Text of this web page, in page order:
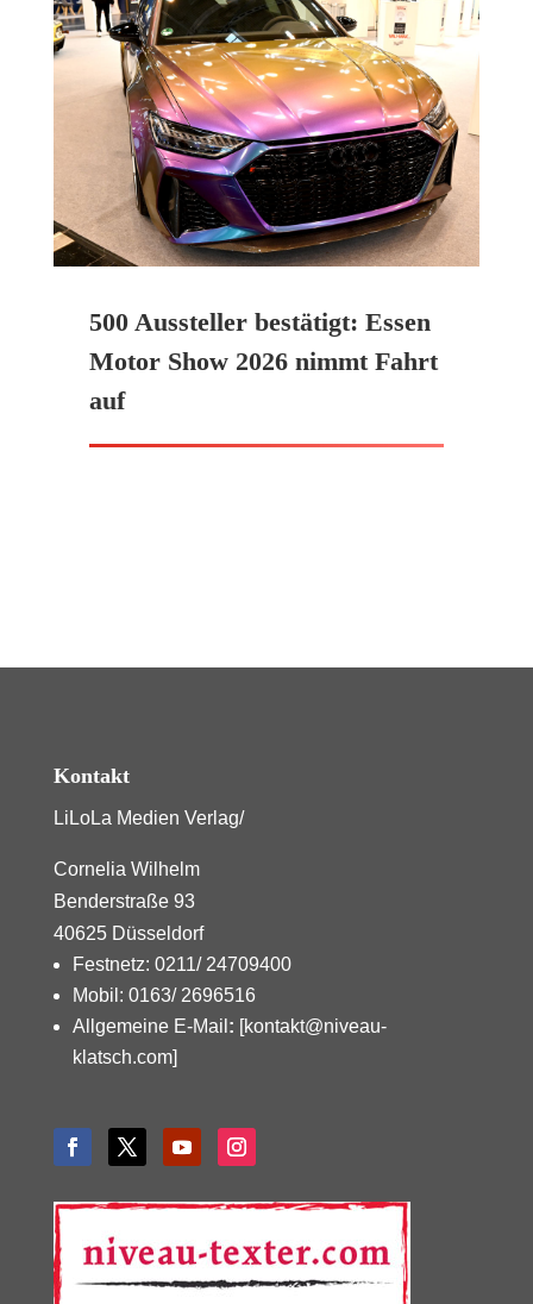
500 Aussteller bestätigt: Essen
Motor Show 2026 nimmt Fahrt
auf
Kontakt
LiLoLa Medien Verlag/
Cornelia Wilhelm
Benderstraße 93
40625 Düsseldorf
Festnetz: 0211/ 24709400
Mobil: 0163/ 2696516
Allgemeine E-Mail : [kontakt@niveau-
klatsch.com]